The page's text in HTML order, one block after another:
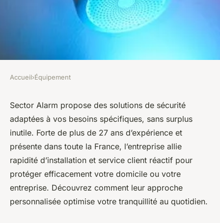
ÉQUIPEMENT
Sector alarm : des solutions de
sécurité à votre portée
Léana•16 juin 2025•6 min de lecture
Accueil›Équipement
Sector Alarm propose des solutions de sécurité
adaptées à vos besoins spécifiques, sans surplus
inutile. Forte de plus de 27 ans d’expérience et
présente dans toute la France, l’entreprise allie
rapidité d’installation et service client réactif pour
protéger efficacement votre domicile ou votre
entreprise. Découvrez comment leur approche
personnalisée optimise votre tranquillité au quotidien.